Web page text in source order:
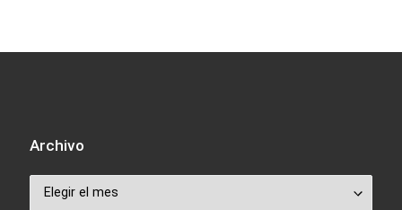
Archivo
Archivo